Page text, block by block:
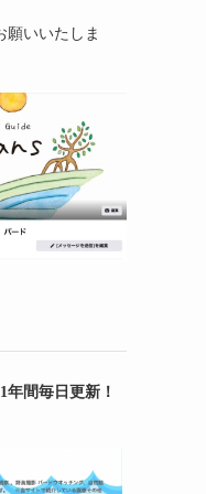
願いいたしま
間毎日更新！